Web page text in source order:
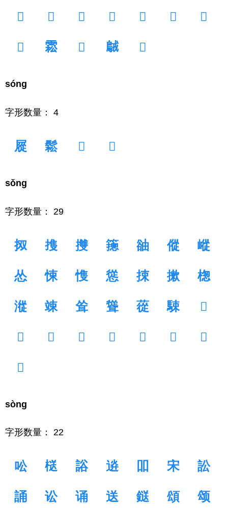
𣽫 𤾥 𦬘 𧊕 𧌻 𨠤 𨱛
𨱿 𩃭 𩮀 𪀚 𲆩
sóng
字形数量： 4
㞞 鬆 𩩺 𪨊
sǒng
字形数量： 29
㧐 㨦 㩳 䉥 䜬 傱 嵷
怂 悚 愯 慫 捒 摗 楤
漎 竦 耸 聳 蓯 駷 
 𡷽 𡾼 𢔩 𢖗 𢱤 𥳺
𨴏
sòng
字形数量： 22
㕬 㮸 䛦 䢠 吅 宋 訟
誦 讼 诵 送 鎹 頌 颂